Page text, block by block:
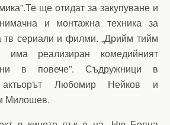
ще отидат за закупуване и
и монтажна техника за
тв сериали и филми. „Дрийм тийм
има реализиран комедийният
в повече”. Съдружници в
Любомир Нейков и
Милошев.